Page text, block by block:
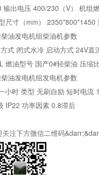
出电压 400/230（V） 机组
尺寸（mm） 2350*800*1450
油发电机组柴油机参数
式 闭式水冷 启动方式 24V
油型号 国产0#轻柴油 压缩
油发电机组发电机参数
时 类型 无刷自励 短时电
IP22 功率因素 0.8滞后
注下方微信二维码